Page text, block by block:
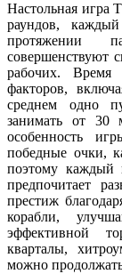
Настольная игра
раундов,
протяжении
совершенствуют
рабочих. Время
факторов,
среднем одно
занимать от 30
особенность
победные очки,
поэтому каждый
предпочитает
престиж
корабли,
эффективной
кварталы,
можно